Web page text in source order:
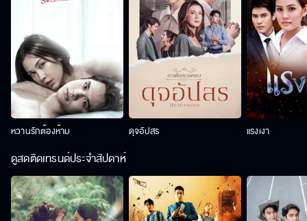
หวานรักต้องห้าม ดุจอัปสร แรงเงา
ดูสดติดเทรนด์ประจำสัปดาห์